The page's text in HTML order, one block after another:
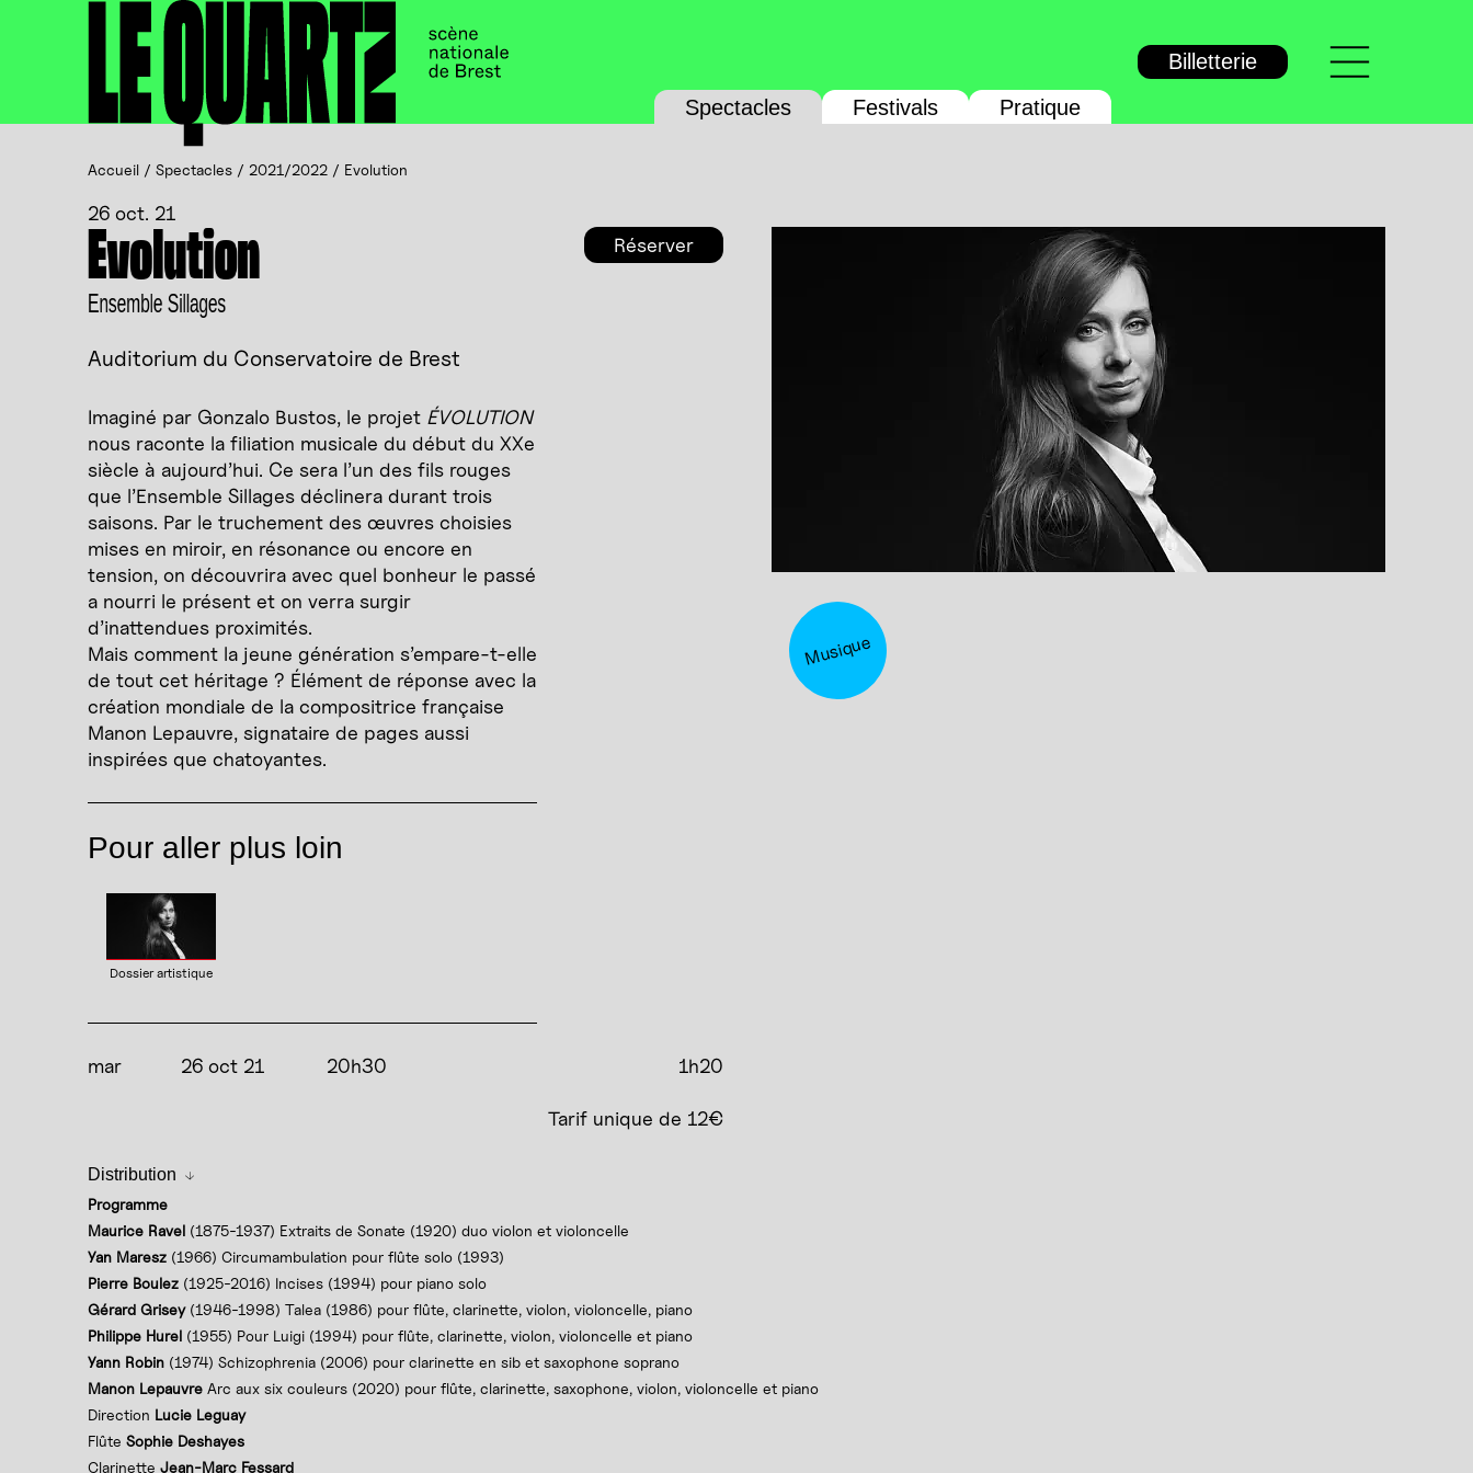
Panneau de gestion des cookies
Spectacles Festivals Pratique
Billetterie
Menu
Accueil / Spectacles / 2021/2022 / Evolution
26 oct. 21
Musique
Evolution
Ensemble Sillages
Auditorium du Conservatoire de Brest
Imaginé par Gonzalo Bustos, le projet ÉVOLUTION
nous raconte la filiation musicale du début du XXe
siècle à aujourd’hui. Ce sera l’un des fils rouges
que l’Ensemble Sillages déclinera durant trois
saisons. Par le truchement des œuvres choisies
mises en miroir, en résonance ou encore en
tension, on découvrira avec quel bonheur le passé
a nourri le présent et on verra surgir
d’inattendues proximités.
Mais comment la jeune génération s’empare-t-elle
de tout cet héritage ? Élément de réponse avec la
création mondiale de la compositrice française
Manon Lepauvre, signataire de pages aussi
inspirées que chatoyantes.
Pour aller plus loin
Dossier artistique
Réserver
mar 26 oct 21 20h30 1h20
Tarif unique de 12€
Distribution
Programme
Maurice Ravel (1875-1937) Extraits de Sonate (1920) duo violon et violoncelle
Yan Maresz (1966) Circumambulation pour flûte solo (1993)
Pierre Boulez (1925-2016) Incises (1994) pour piano solo
Gérard Grisey(1946-1998) Talea (1986) pour flûte, clarinette, violon, violoncelle, piano
Philippe Hurel (1955) Pour Luigi (1994) pour flûte, clarinette, violon, violoncelle et piano
Yann Robin (1974) Schizophrenia (2006) pour clarinette en sib et saxophone soprano
Manon Lepauvre Arc aux six couleurs (2020) pour flûte, clarinette, saxophone, violon, violoncelle et piano
Direction Lucie Leguay
Flûte Sophie Deshayes
Clarinette Jean-Marc Fessard